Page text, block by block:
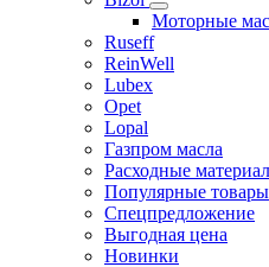
Моторные
Ruseff
ReinWell
Lubex
Opet
Lopal
Газпром масла
Расходные
Популярные товары
Спецпредложение
Выгодная цена
Новинки